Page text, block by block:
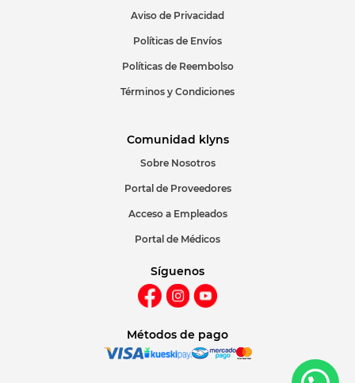
Aviso de Privacidad
Políticas de Envíos
Políticas de Reembolso
Términos y Condiciones
Comunidad klyns
Sobre Nosotros
Portal de Proveedores
Acceso a Empleados
Portal de Médicos
Síguenos
Métodos de pago